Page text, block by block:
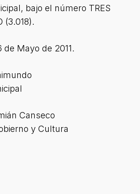
bajo el número TRES
(3.018).
de Mayo de 2011.
Canseco
y Cultura